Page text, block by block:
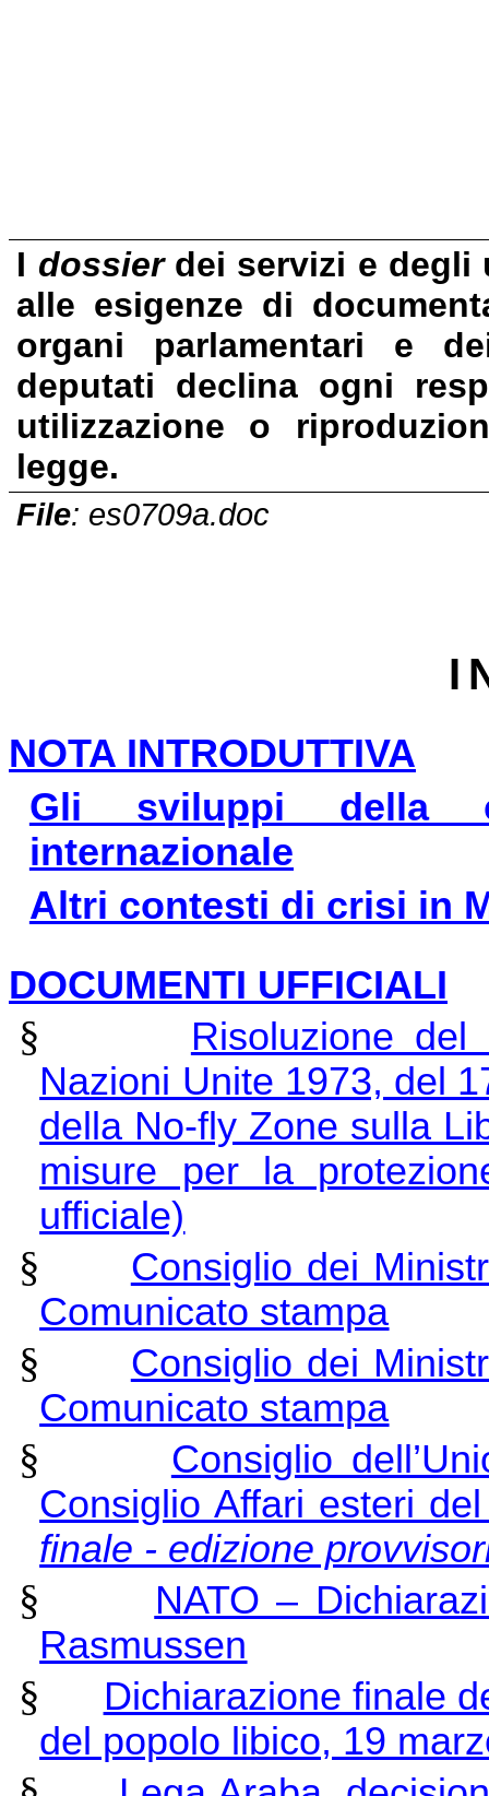
I dossierdei servizi e degli
alle esigenze di
organi parlamentari e
deputati declina ogni
utilizzazione o
legge.
File: es0709a.doc
NOTA INTRODUTTIVA
Gli sviluppi della
internazionale
Altri contesti di crisi in
DOCUMENTI UFFICIALI
§
Risoluzione
Nazioni Unite 1973, del
della No-fly Zone sulla
misure per la
ufficiale)
§
Consiglio dei
Comunicato stampa
§
Consiglio dei
Comunicato stampa
§
Consiglio
Consiglio Affari esteri
finale - edizione
§
NATO –
Rasmussen
§
Dichiarazione finale
del popolo libico, 19